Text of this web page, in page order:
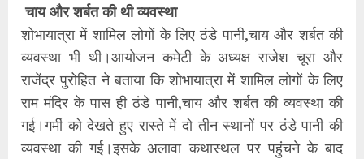
चाय और शर्बत की थी व्यवस्था
शोभायात्रा में शामिल लोगों के लिए ठंडे पानी,चाय और शर्बत की
व्यवस्था भी थी।आयोजन कमेटी के अध्यक्ष राजेश चूरा और
राजेंद्र पुरोहित ने बताया कि शोभायात्रा में शामिल लोगों के लिए
राम मंदिर के पास ही ठंडे पानी,चाय और शर्बत की व्यवस्था की
गई।गर्मी को देखते हुए रास्ते में दो तीन स्थानों पर ठंडे पानी की
व्यवस्था की गई।इसके अलावा कथास्थल पर पहुंचने के बाद